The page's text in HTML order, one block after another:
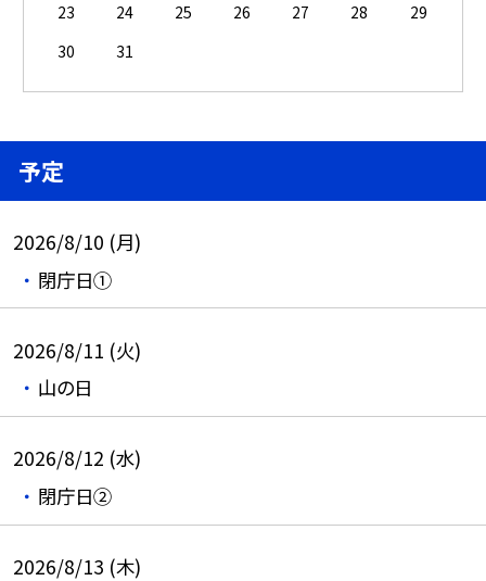
23
24 25 26 27 28
29
30
31
予定
2026/8/10 (月)
閉庁日①
2026/8/11 (火)
山の日
2026/8/12 (水)
閉庁日②
2026/8/13 (木)